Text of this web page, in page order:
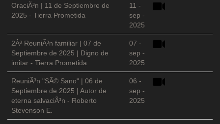
OraciÃ³n | 11 de Septiembre de
2025 - Tierra Prometida
11 -
sep -
2025
2Âª ReuniÃ³n familiar | 07 de
Septiembre de 2025 | Digno de
imitar - Tierra Prometida
07 -
sep -
2025
ReuniÃ³n "SÃ© Sano" | 06 de
Septiembre de 2025 | Autor de
eterna salvaciÃ³n - Roberto
Stevenson E.
06 -
sep -
2025